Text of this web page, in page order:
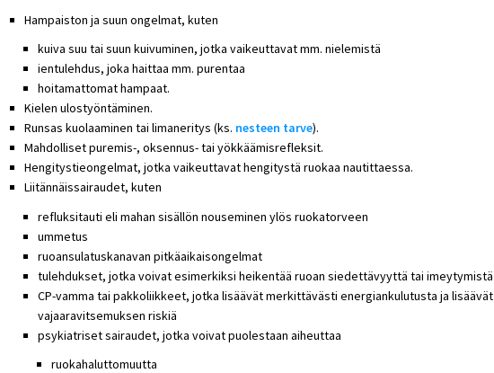
Hampaiston ja suun ongelmat, kuten
kuiva suu tai suun kuivuminen, jotka vaikeuttavat mm. nielemistä
ientulehdus, joka haittaa mm. purentaa
hoitamattomat hampaat.
Kielen ulostyöntäminen.
Runsas kuolaaminen tai limaneritys (ks. nesteen tarve).
Mahdolliset puremis-, oksennus- tai yökkäämisrefleksit.
Hengitystieongelmat, jotka vaikeuttavat hengitystä ruokaa nautittaessa.
Liitännäissairaudet, kuten
refluksitauti eli mahan sisällön nouseminen ylös ruokatorveen
ummetus
ruoansulatuskanavan pitkäaikaisongelmat
tulehdukset, jotka voivat esimerkiksi heikentää ruoan siedettävyyttä tai imeytymistä
CP-vamma tai pakkoliikkeet, jotka lisäävät merkittävästi energiankulutusta ja lisäävät
vajaaravitsemuksen riskiä
psykiatriset sairaudet, jotka voivat puolestaan aiheuttaa
ruokahaluttomuutta